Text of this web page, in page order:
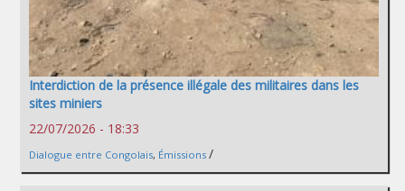
Interdiction de la présence illégale des militaires dans les
sites miniers
22/07/2026 - 18:33
Dialogue entre Congolais, Émissions /